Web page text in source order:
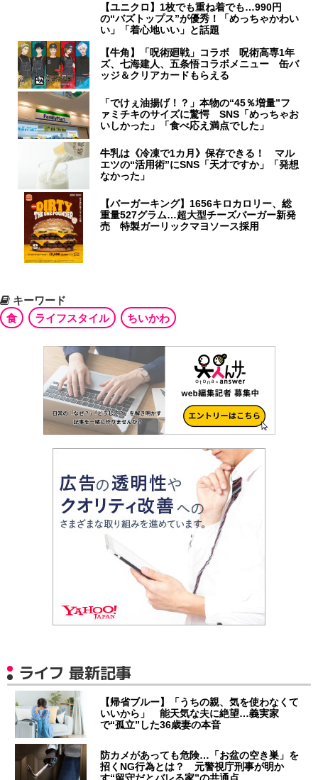
【ユニクロ】1枚でも重ね着でも…990円
の“バズトップス”が優秀！「めっちゃかわい
い」「着心地いい」と話題
【牛角】「呪術廻戦」コラボ 呪術高専1年
ズ、七海建人、五条悟コラボメニュー 缶バ
ッジ＆クリアカードもらえる
「でけぇ油揚げ！？」本物の“45％増量”フ
ァミチキのサイズに驚愕 SNS「めっちゃお
いしかった」「食べ応え満点でした」
牛乳は《冷凍で1カ月》保存できる！ マル
エツの“活用術”にSNS「天才ですか」「発想
なかった」
【バーガーキング】1656キロカロリー、総
重量527グラム…超大型チーズバーガー新発
売 特製ガーリックマヨソース採用
キーワード
食
ライフスタイル ちいかわ
ライフ 最新記事
【帰省ブルー】「うちの親、気を使わなくて
いいから」 能天気な夫に絶望…義実家
で“孤立”した36歳妻の本音
防カメがあっても危険…「お盆の空き巣」を
招くNG行為とは？ 元警視庁刑事が明か
す“留守だとバレる家”の共通点